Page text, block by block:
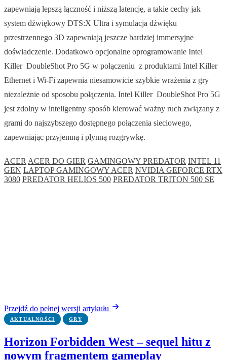
zapewniają lepszą łączność i niższą latencję, a takie cechy jak
system dźwiękowy DTS:X Ultra i symulacja dźwięku
przestrzennego 3D zapewniają jeszcze bardziej immersyjne
doświadczenie. Dodatkowo opcjonalne oprogramowanie Intel
Killer DoubleShot Pro 5G w połączeniu z produktami Intel Killer
Ethernet i Wi-Fi zapewnia niesamowicie szybkie wrażenia z gry
niezależnie od sposobu połączenia. Intel Killer DoubleShot Pro 5G
jest zdolny w inteligentny sposób kierować ważny ruch związany z
grami do najszybszego dostępnego połączenia sieciowego,
zapewniając przyjemną i płynną rozgrywkę.
ACER ACER DO GIER GAMINGOWY PREDATOR INTEL 11
GEN LAPTOP GAMINGOWY ACER NVIDIA GEFORCE RTX
3080 PREDATOR HELIOS 500 PREDATOR TRITON 500 SE
Przejdź do pełnej wersji artykułu
AKTUALNOŚCI GRY
Horizon Forbidden West – sequel hitu z
nowym fragmentem gameplay